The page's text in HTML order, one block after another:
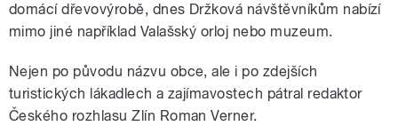
domácí dřevovýrobě, dnes Držková návštěvníkům nabízí
mimo jiné například Valašský orloj nebo muzeum.
Nejen po původu názvu obce, ale i po zdejších
turistických lákadlech a zajímavostech pátral redaktor
Českého rozhlasu Zlín Roman Verner.